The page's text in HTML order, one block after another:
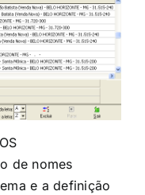
de nomes
e a definição